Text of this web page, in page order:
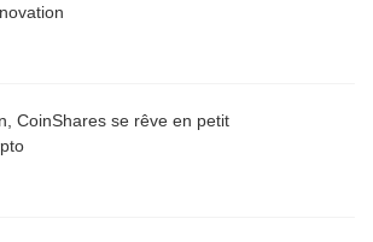
CoinShares se rêve en petit